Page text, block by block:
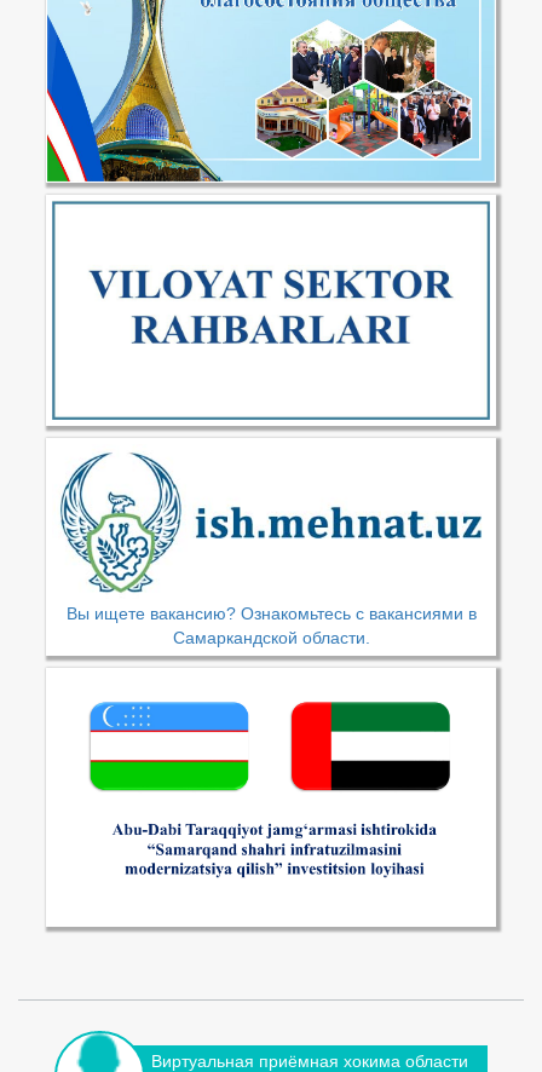
Вы ищете вакансию? Ознакомьтесь с вакансиями в
Самаркандской области.
Виртуальная приёмная хокима области